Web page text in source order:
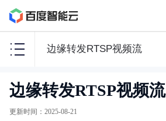
边缘转发RTSP视频流
智
能
边
边缘转发RTSP视频流
更新时间 ： 2025-08-21